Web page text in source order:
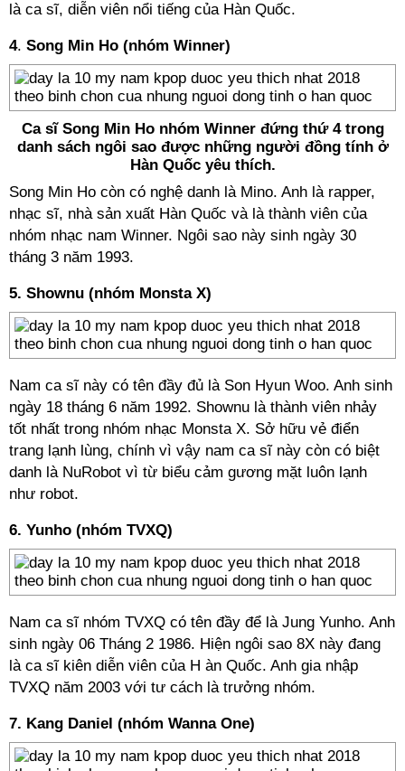
là ca sĩ, diễn viên nổi tiếng của Hàn Quốc.
4. Song Min Ho (nhóm Winner)
Ca sĩ Song Min Ho nhóm Winner đứng thứ 4 trong
danh sách ngôi sao được những người đồng tính ở
Hàn Quốc yêu thích.
Song Min Ho còn có nghệ danh là Mino. Anh là rapper,
nhạc sĩ, nhà sản xuất Hàn Quốc và là thành viên của
nhóm nhạc nam Winner. Ngôi sao này sinh ngày 30
tháng 3 năm 1993.
5. Shownu (nhóm Monsta X)
Nam ca sĩ này có tên đầy đủ là Son Hyun Woo. Anh sinh
ngày 18 tháng 6 năm 1992. Shownu là thành viên nhảy
tốt nhất trong nhóm nhạc Monsta X. Sở hữu vẻ điển
trang lạnh lùng, chính vì vậy nam ca sĩ này còn có biệt
danh là NuRobot vì từ biểu cảm gương mặt luôn lạnh
như robot.
6. Yunho (nhóm TVXQ)
Nam ca sĩ nhóm TVXQ có tên đầy để là Jung Yunho. Anh
sinh ngày 06 Tháng 2 1986. Hiện ngôi sao 8X này đang
là ca sĩ kiên diễn viên của H àn Quốc. Anh gia nhập
TVXQ năm 2003 với tư cách là trưởng nhóm.
7. Kang Daniel (nhóm Wanna One)